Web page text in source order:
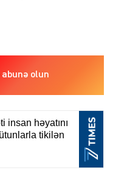
olun